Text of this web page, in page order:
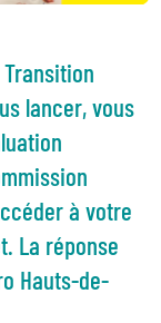
lancer, vous
à votre
La réponse
Hauts-de-